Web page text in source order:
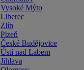
Vysoké Mýto
Liberec
Zlín
Plzeň
České Budějovice
Ústí nad Labem
Jihlava